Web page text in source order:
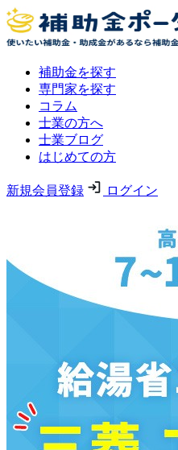
補助金を探す
専門家を探す
コラム
士業の方へ
士業ブログ
はじめての方
新規会員登録 ログイン